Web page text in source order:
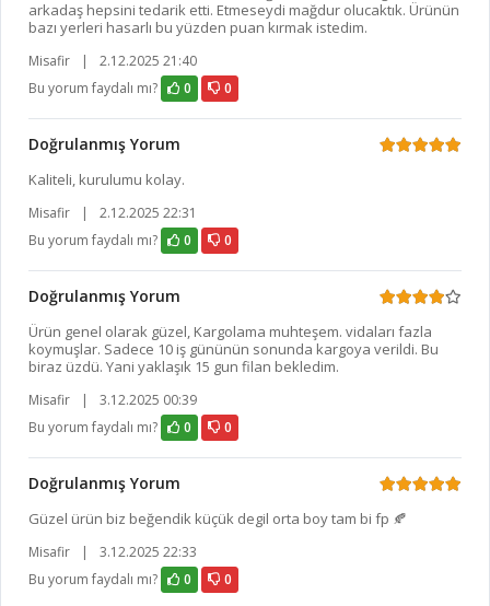
arkadaş hepsini tedarik etti. Etmeseydi mağdur olucaktık. Ürünün
bazı yerleri hasarlı bu yüzden puan kırmak istedim.
Misafir |
2.12.2025 21:40
Bu yorum faydalı mı?
0 0
Doğrulanmış Yorum
Kaliteli, kurulumu kolay.
Misafir |
2.12.2025 22:31
Bu yorum faydalı mı?
0 0
Doğrulanmış Yorum
Ürün genel olarak güzel, Kargolama muhteşem. vidaları fazla
koymuşlar. Sadece 10 iş gününün sonunda kargoya verildi. Bu
biraz üzdü. Yani yaklaşık 15 gun filan bekledim.
Misafir |
3.12.2025 00:39
Bu yorum faydalı mı?
0 0
Doğrulanmış Yorum
Güzel ürün biz beğendik küçük degil orta boy tam bi fp 🍂
Misafir |
3.12.2025 22:33
Bu yorum faydalı mı?
0 0